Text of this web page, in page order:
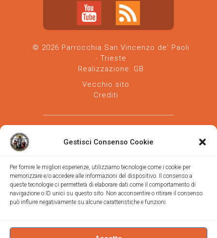
Gestisci Consenso Cookie
Per fornire le migliori esperienze, utilizziamo tecnologie come i cookie per
memorizzare e/o accedere alle informazioni del dispositivo. Il consenso a
queste tecnologie ci permetterà di elaborare dati come il comportamento di
navigazione o ID unici su questo sito. Non acconsentire o ritirare il consenso
può influire negativamente su alcune caratteristiche e funzioni.
© 2026 Parrocchia San Vincenzo de' Paoli
- Trieste
Realizzazione: GB
Vecchio sito
Crediti
Parrocchia san Vincenzo de' Paoli-Diocesi
di Trieste
via Vittorino da Feltre, 11 (chiesa)
Trieste